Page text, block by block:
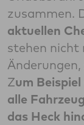
zusammen.
aktuellen
stehen nicht
Zum
alle
das Heck